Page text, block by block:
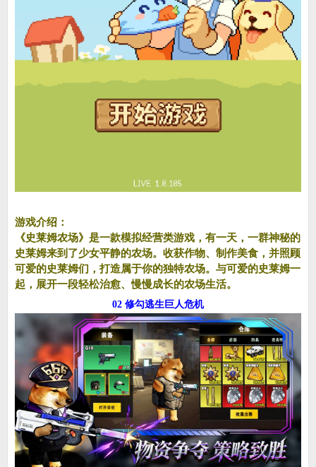
游戏介绍：
《史莱姆农场》是一款模拟经营类游戏，有一天，一群神秘的
史莱姆来到了少女平静的农场。收获作物、制作美食，并照顾
可爱的史莱姆们，打造属于你的独特农场。与可爱的史莱姆一
起，展开一段轻松治愈、慢慢成长的农场生活。
02 修勾逃生巨人危机